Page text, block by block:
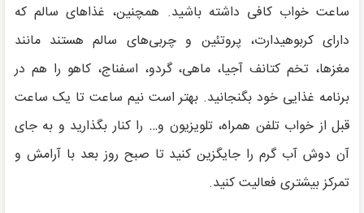
ساعت خواب کافی داشته باشید. همچنین، غذاهای سالم که
دارای کربوهیدارت، پروتئین و چربی‌های سالم هستند مانند
مغزها، تخم کتانف آجیا، ماهی، گردو، اسفناج، کاهو را هم در
برنامه غذایی خود بگنجانید. بهتر است نیم ساعت تا یک ساعت
قبل از خواب تلفن همراه، تلویزیون و… را کنار بگذارید و به جای
آن دوش آب گرم را جایگزین کنید تا صبح روز بعد با آرامش و
تمرکز بیشتری فعالیت کنید.